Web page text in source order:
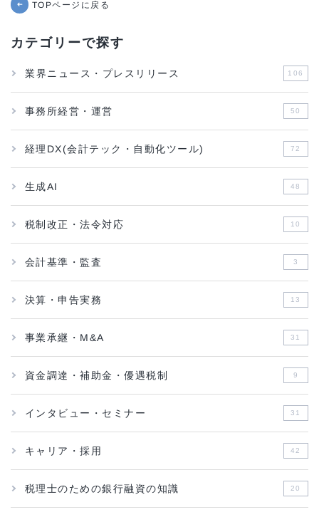
➜ TOPページに戻る
カテゴリーで探す
業界ニュース・プレスリリース 106
事務所経営・運営 50
経理DX(会計テック・自動化ツール) 72
生成AI 48
税制改正・法令対応 10
会計基準・監査 3
決算・申告実務 13
事業承継・M&A 31
資金調達・補助金・優遇税制 9
インタビュー・セミナー 31
キャリア・採用 42
税理士のための銀行融資の知識 20